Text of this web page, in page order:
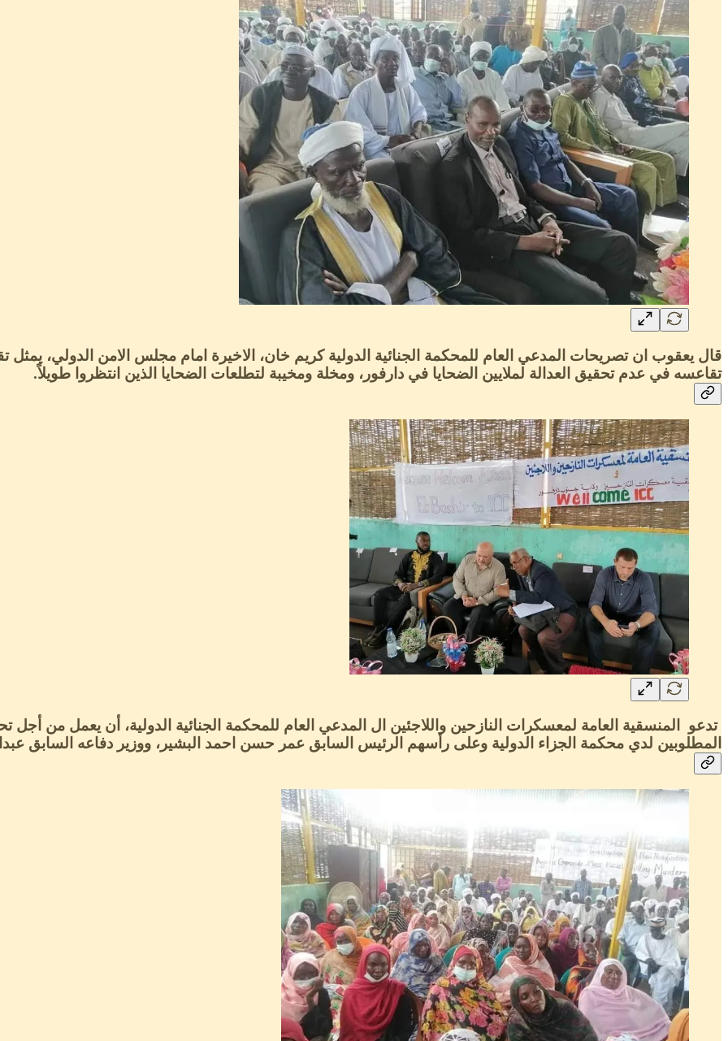
قال يعقوب ان تصريحات المدعي العام للمحكمة الجنائية الدولية كريم خان، الاخيرة امام مجلس الامن الدولي،
تقاعسه في عدم تحقيق العدالة لملايين الضحايا في دارفور، ومخلة ومخيبة لتطلعات الضحايا الذين انتظروا طويلاً.
تدعو المنسقية العامة لمعسكرات النازحين واللاجئين ال المدعي العام للمحكمة الجنائية الدولية، أن يعمل من أجل
المطلوبين لدي محكمة الجزاء الدولية وعلى رأسهم الرئيس السابق عمر حسن احمد البشير، ووزير دفاعه السابق